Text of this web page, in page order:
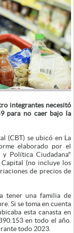
integrantes necesitó
para no caer bajo la
(CBT) se ubicó en La
elaborado por el
y Política Ciudadana"
(no incluye los
de precios de
tener una familia de
Si se toma en cuenta
esta canasta en
en todo el año.
todo 2023.